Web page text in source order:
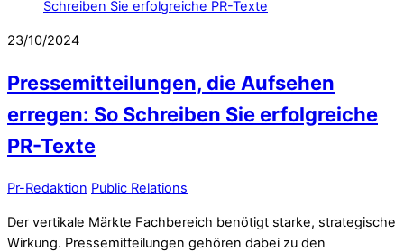
23/10/2024
Pressemitteilungen, die Aufsehen
erregen: So Schreiben Sie erfolgreiche
PR-Texte
Pr-Redaktion Public Relations
Der vertikale Märkte Fachbereich benötigt starke, strategische
Wirkung. Pressemitteilungen gehören dabei zu den